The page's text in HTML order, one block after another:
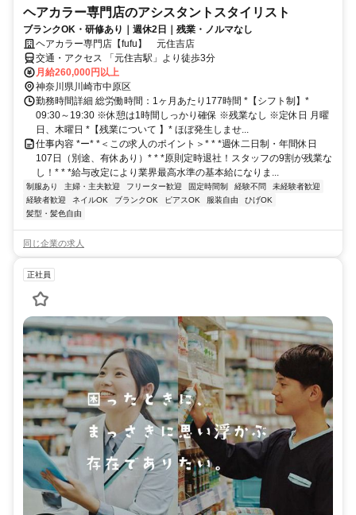
ヘアカラー専門店のアシスタントスタイリスト
ブランクOK・研修あり｜週休2日｜残業・ノルマなし
ヘアカラー専門店【fufu】 元住吉店
交通・アクセス 「元住吉駅」より徒歩3分
月給260,000円以上
神奈川県川崎市中原区
勤務時間詳細 総労働時間：1ヶ月あたり177時間 *【シフト制】*
09:30～19:30 ※休憩は1時間しっかり確保 ※残業なし ※定休日 月曜
日、木曜日 *【残業について 】* ほぼ発生しませ...
仕事内容 *ー* *＜この求人のポイント＞* * *週休二日制・年間休日
107日（別途、有休あり）* * *原則定時退社！スタッフの9割が残業な
し！* * *給与改定により業界最高水準の基本給になりま...
制服あり 主婦・主夫歓迎 フリーター歓迎 固定時間制 経験不問
未経験者歓迎
経験者歓迎
ネイルOK ブランクOK ピアスOK 服装自由
ひげOK
髪型・髪色自由
同じ企業の求人
正社員